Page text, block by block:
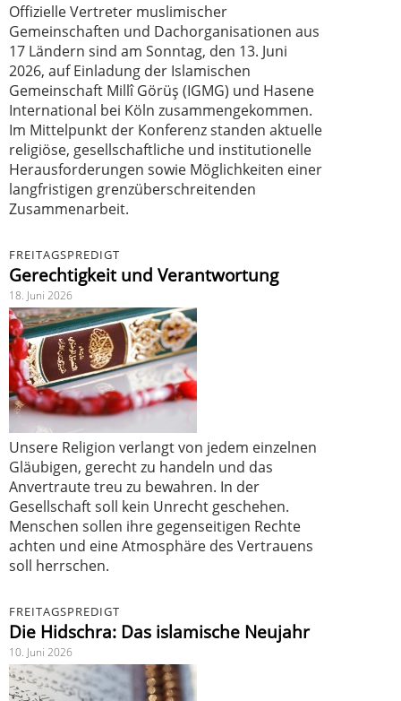
Offizielle Vertreter muslimischer
Gemeinschaften und Dachorganisationen aus
17 Ländern sind am Sonntag, den 13. Juni
2026, auf Einladung der Islamischen
Gemeinschaft Millî Görüş (IGMG) und Hasene
International bei Köln zusammengekommen.
Im Mittelpunkt der Konferenz standen aktuelle
religiöse, gesellschaftliche und institutionelle
Herausforderungen sowie Möglichkeiten einer
langfristigen grenzüberschreitenden
Zusammenarbeit.
FREITAGSPREDIGT
Gerechtigkeit und Verantwortung
18. Juni 2026
Unsere Religion verlangt von jedem einzelnen
Gläubigen, gerecht zu handeln und das
Anvertraute treu zu bewahren. In der
Gesellschaft soll kein Unrecht geschehen.
Menschen sollen ihre gegenseitigen Rechte
achten und eine Atmosphäre des Vertrauens
soll herrschen.
FREITAGSPREDIGT
Die Hidschra: Das islamische Neujahr
10. Juni 2026